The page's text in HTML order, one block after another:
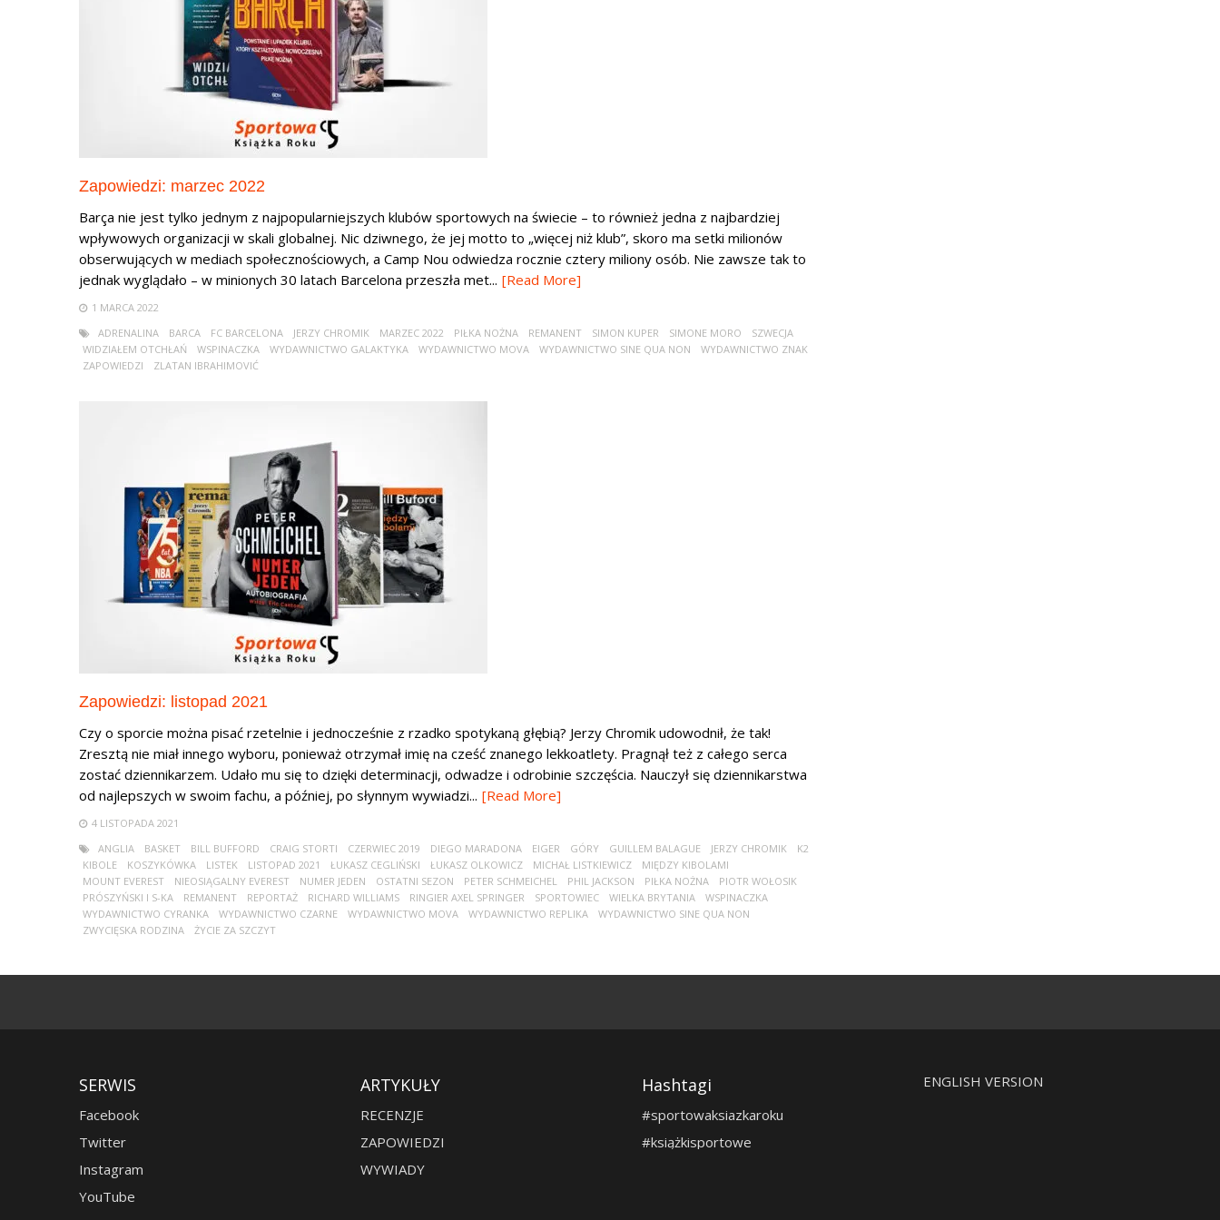
Zapowiedzi: marzec 2022
Barça nie jest tylko jednym z najpopularniejszych klubów sportowych na świecie – to również jedna z najbardziej
wpływowych organizacji w skali globalnej. Nic dziwnego, że jej motto to „więcej niż klub”, skoro ma setki milionów
obserwujących w mediach społecznościowych, a Camp Nou odwiedza rocznie cztery miliony osób. Nie zawsze tak to
jednak wyglądało – w minionych 30 latach Barcelona przeszła met... [Read More]
1 MARCA 2022
ADRENALINA
BARCA FC BARCELONA JERZY CHROMIK MARZEC 2022 PIŁKA NOŻNA REMANENT SIMON KUPER SIMONE MORO
SZWECJA
WIDZIAŁEM OTCHŁAŃ
WSPINACZKA WYDAWNICTWO GALAKTYKA WYDAWNICTWO MOVA WYDAWNICTWO SINE QUA NON
WYDAWNICTWO ZNAK
ZAPOWIEDZI
ZLATAN IBRAHIMOVIĆ
Zapowiedzi: listopad 2021
Czy o sporcie można pisać rzetelnie i jednocześnie z rzadko spotykaną głębią? Jerzy Chromik udowodnił, że tak!
Zresztą nie miał innego wyboru, ponieważ otrzymał imię na cześć znanego lekkoatlety. Pragnął też z całego serca
zostać dziennikarzem. Udało mu się to dzięki determinacji, odwadze i odrobinie szczęścia. Nauczył się dziennikarstwa
od najlepszych w swoim fachu, a później, po słynnym wywiadzi... [Read More]
4 LISTOPADA 2021
ANGLIA
BASKET BILL BUFFORD CRAIG STORTI CZERWIEC 2019 DIEGO MARADONA EIGER GÓRY GUILLEM BALAGUE JERZY CHROMIK
K2
KIBOLE
KOSZYKÓWKA LISTEK LISTOPAD 2021 ŁUKASZ CEGLIŃSKI ŁUKASZ OLKOWICZ MICHAŁ LISTKIEWICZ
MIĘDZY KIBOLAMI
MOUNT EVEREST
NIEOSIĄGALNY EVEREST NUMER JEDEN OSTATNI SEZON PETER SCHMEICHEL PHIL JACKSON PIŁKA NOŻNA
PIOTR WOŁOSIK
PRÓSZYŃSKI I S-KA
REMANENT REPORTAŻ RICHARD WILLIAMS RINGIER AXEL SPRINGER SPORTOWIEC WIELKA BRYTANIA
WSPINACZKA
WYDAWNICTWO CYRANKA
WYDAWNICTWO CZARNE WYDAWNICTWO MOVA WYDAWNICTWO REPLIKA
WYDAWNICTWO SINE QUA NON
ZWYCIĘSKA RODZINA
ŻYCIE ZA SZCZYT
SERWIS
Facebook
Twitter
Instagram
YouTube
ARTYKUŁY
RECENZJE
ZAPOWIEDZI
WYWIADY
Hashtagi
#sportowaksiazkaroku
#książkisportowe
ENGLISH VERSION